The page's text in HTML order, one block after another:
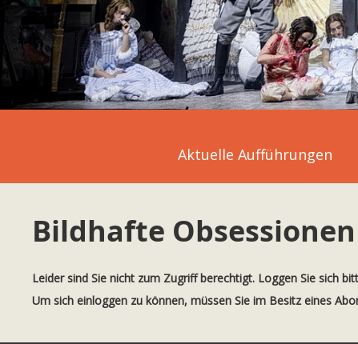
Aktuelle Aufführungen
Bildhafte Obsessionen
Leider sind Sie nicht zum Zugriff berechtigt. Loggen Sie sich
Um sich einloggen zu können, müssen Sie im Besitz eines